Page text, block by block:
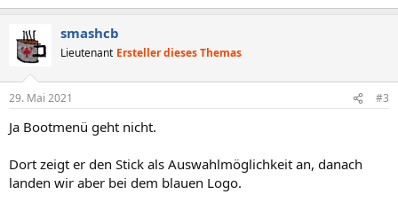
smashcb
Lieutenant Ersteller dieses Themas
29. Mai 2021 #3
Ja Bootmenü geht nicht.
Dort zeigt er den Stick als Auswahlmöglichkeit an, danach
landen wir aber bei dem blauen Logo.